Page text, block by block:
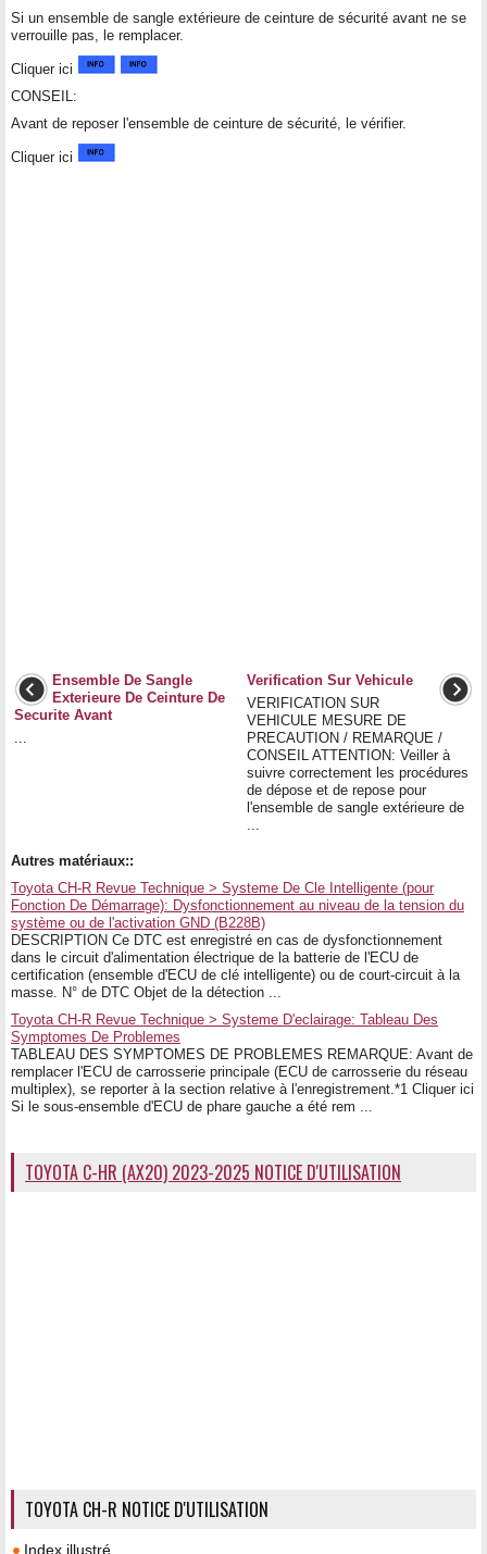
Si un ensemble de sangle extérieure de ceinture de sécurité avant ne se
verrouille pas, le remplacer.
Cliquer ici
CONSEIL:
Avant de reposer l'ensemble de ceinture de sécurité, le vérifier.
Cliquer ici
Ensemble De Sangle
Exterieure De Ceinture De
Securite Avant
Verification Sur Vehicule
VERIFICATION SUR
VEHICULE MESURE DE
PRECAUTION / REMARQUE /
CONSEIL ATTENTION: Veiller à
suivre correctement les procédures
de dépose et de repose pour
l'ensemble de sangle extérieure de
Autres matériaux::
Toyota CH-R Revue Technique > Systeme De Cle Intelligente (pour
Fonction De Démarrage): Dysfonctionnement au niveau de la tension du
système ou de l'activation GND (B228B)
DESCRIPTION Ce DTC est enregistré en cas de dysfonctionnement
dans le circuit d'alimentation électrique de la batterie de l'ECU de
certification (ensemble d'ECU de clé intelligente) ou de court-circuit à la
masse. N° de DTC Objet de la détection ...
Toyota CH-R Revue Technique > Systeme D'eclairage: Tableau Des
Symptomes De Problemes
TABLEAU DES SYMPTOMES DE PROBLEMES REMARQUE: Avant de
remplacer l'ECU de carrosserie principale (ECU de carrosserie du réseau
multiplex), se reporter à la section relative à l'enregistrement.*1 Cliquer ici
Si le sous-ensemble d'ECU de phare gauche a été rem ...
TOYOTA C-HR (AX20) 2023-2025 NOTICE D'UTILISATION
TOYOTA CH-R NOTICE D'UTILISATION
Index illustré